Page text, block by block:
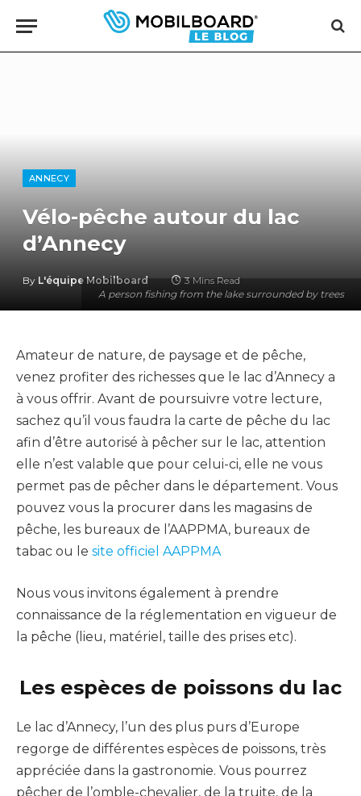
A person fishing from the lake surrounded by trees
ANNECY
Vélo-pêche autour du lac
d’Annecy
By L'équipe Mobilboard 3 Mins Read
Amateur de nature, de paysage et de pêche,
venez profiter des richesses que le lac d’Annecy a
à vous offrir. Avant de poursuivre votre lecture,
sachez qu’il vous faudra la carte de pêche du lac
afin d’être autorisé à pêcher sur le lac, attention
elle n’est valable que pour celui-ci, elle ne vous
permet pas de pêcher dans le département. Vous
pouvez vous la procurer dans les magasins de
pêche, les bureaux de l’AAPPMA, bureaux de
tabac ou le site officiel AAPPMA
Nous vous invitons également à prendre
connaissance de la réglementation en vigueur de
la pêche (lieu, matériel, taille des prises etc).
Les espèces de poissons du lac
Le lac d’Annecy, l’un des plus purs d’Europe
regorge de différentes espèces de poissons, très
appréciée dans la gastronomie. Vous pourrez
pêcher de l’omble-chevalier, de la truite, de la